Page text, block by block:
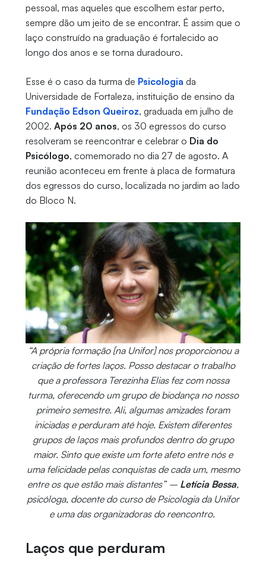
pessoal, mas aqueles que escolhem estar perto,
sempre dão um jeito de se encontrar. É assim que o
laço construído na graduação é fortalecido ao
longo dos anos e se torna duradouro.
Esse é o caso da turma de Psicologia da
Universidade de Fortaleza, instituição de ensino da
Fundação Edson Queiroz, graduada em julho de
2002. Após 20 anos, os 30 egressos do curso
resolveram se reencontrar e celebrar o Dia do
Psicólogo, comemorado no dia 27 de agosto. A
reunião aconteceu em frente à placa de formatura
dos egressos do curso, localizada no jardim ao lado
do Bloco N.
“A própria formação [na Unifor] nos proporcionou a
criação de fortes laços. Posso destacar o trabalho
que a professora Terezinha Elias fez com nossa
turma, oferecendo um grupo de biodança no nosso
primeiro semestre. Ali, algumas amizades foram
iniciadas e perduram até hoje. Existem diferentes
grupos de laços mais profundos dentro do grupo
maior. Sinto que existe um forte afeto entre nós e
uma felicidade pelas conquistas de cada um, mesmo
entre os que estão mais distantes” – Letícia Bessa,
psicóloga, docente do curso de Psicologia da Unifor
e uma das organizadoras do reencontro.
Laços que perduram